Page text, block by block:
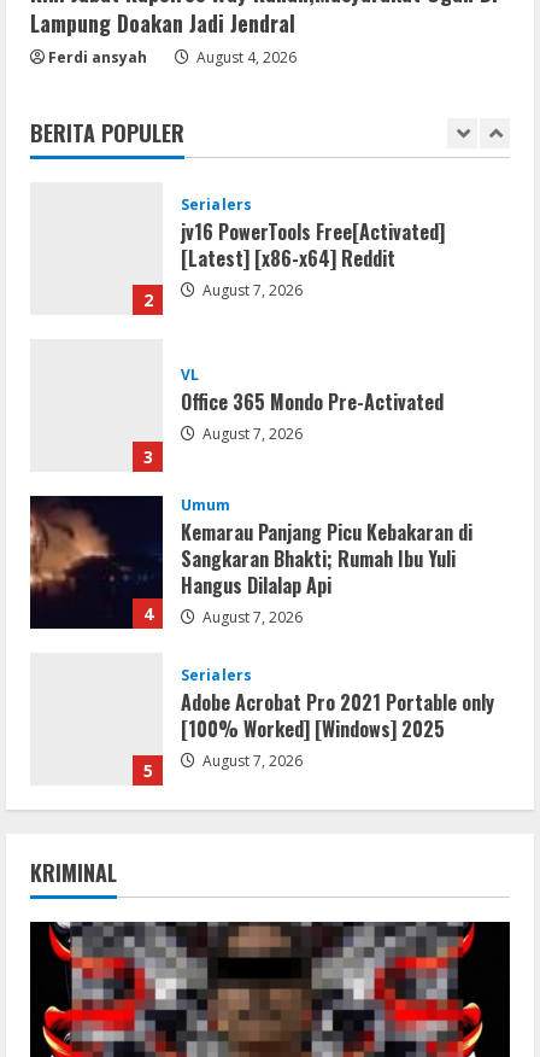
Lampung Doakan Jadi Jendral
Ferdi ansyah August 4, 2026
BERITA POPULER
1
Lan
Dune: Awakening FitGirl Repack +Patch
2
Serialers
jv16 PowerTools Free[Activated]
[Latest] [x86-x64] Reddit
August 7, 2026
3
VL
Office 365 Mondo Pre-Activated
August 7, 2026
4
Umum
Kemarau Panjang Picu Kebakaran di
Sangkaran Bhakti; Rumah Ibu Yuli
Hangus Dilalap Api
August 7, 2026
5
Serialers
Adobe Acrobat Pro 2021 Portable only
[100% Worked] [Windows] 2025
August 7, 2026
1 August 7, 2026
Serialers
jv16 PowerTools Free[Activated]
[Latest] [x86-x64] Reddit
KRIMINAL